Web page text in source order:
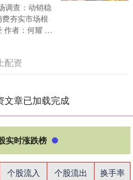
调查：动销稳
夯实市场根
作者：何耀 中
迎来全年最
配资
文章已加载完成
实时涨跌榜
个股流入 个股流出
换手率